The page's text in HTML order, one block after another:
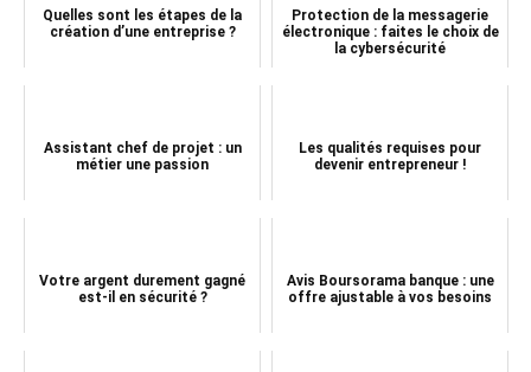
Quelles sont les étapes de la
création d’une entreprise ?
Protection de la messagerie
électronique : faites le choix de
la cybersécurité
Assistant chef de projet : un
métier une passion
Les qualités requises pour
devenir entrepreneur !
Votre argent durement gagné
est-il en sécurité ?
Avis Boursorama banque : une
offre ajustable à vos besoins